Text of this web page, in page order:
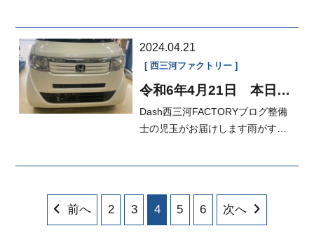
2024.04.21
西三河ファクトリー
令和6年4月21日 本日の
Dash西三河FACTORYブログ整備
士の児玉がお届けします雨がすご
前へ 2 3 4 5 6 次へ